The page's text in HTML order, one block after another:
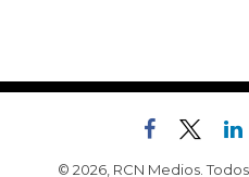
© 2026, RCN Medios.